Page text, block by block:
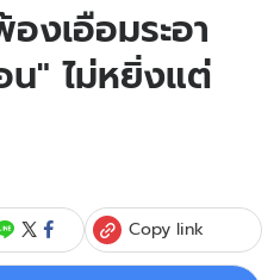
งเอือมระอา
น" ไม่หยิ่งแต่
Copy link